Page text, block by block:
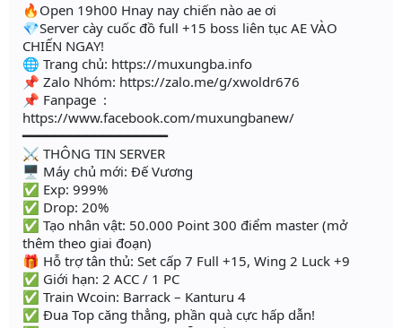
🔥Open 19h00 Hnay nay chiến nào ae ơi
💎Server cày cuốc đồ full +15 boss liên tục AE VÀO
CHIẾN NGAY!
🌐 Trang chủ: https://muxungba.info
📌 Zalo Nhóm: https://zalo.me/g/xwoldr676
📌 Fanpage :
https://www.facebook.com/muxungbanew/
━━━━━━━━━━━━━━━━━━
⚔️ THÔNG TIN SERVER
🖥 Máy chủ mới: Đế Vương
✅ Exp: 999%
✅ Drop: 20%
✅ Tạo nhân vật: 50.000 Point 300 điểm master (mở
thêm theo giai đoạn)
🎁 Hỗ trợ tân thủ: Set cấp 7 Full +15, Wing 2 Luck +9
✅ Giới hạn: 2 ACC / 1 PC
✅ Train Wcoin: Barrack – Kanturu 4
✅ Đua Top căng thẳng, phần quà cực hấp dẫn!